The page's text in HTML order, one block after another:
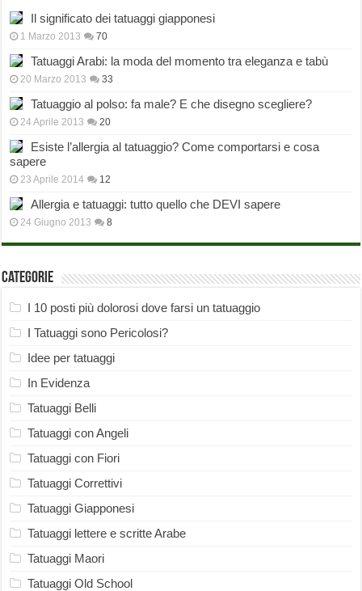
Il significato dei tatuaggi giapponesi
1 Marzo 2013 70
Tatuaggi Arabi: la moda del momento tra eleganza e tabù
20 Marzo 2013 33
Tatuaggio al polso: fa male? E che disegno scegliere?
24 Aprile 2013 20
Esiste l’allergia al tatuaggio? Come comportarsi e cosa
sapere
23 Aprile 2014 12
Allergia e tatuaggi: tutto quello che DEVI sapere
24 Giugno 2013 8
Categorie
I 10 posti più dolorosi dove farsi un tatuaggio
I Tatuaggi sono Pericolosi?
Idee per tatuaggi
In Evidenza
Tatuaggi Belli
Tatuaggi con Angeli
Tatuaggi con Fiori
Tatuaggi Correttivi
Tatuaggi Giapponesi
Tatuaggi lettere e scritte Arabe
Tatuaggi Maori
Tatuaggi Old School